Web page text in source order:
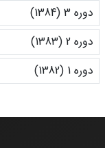
دوره 3 (1384)
دوره 2 (1383)
دوره 1 (1382)